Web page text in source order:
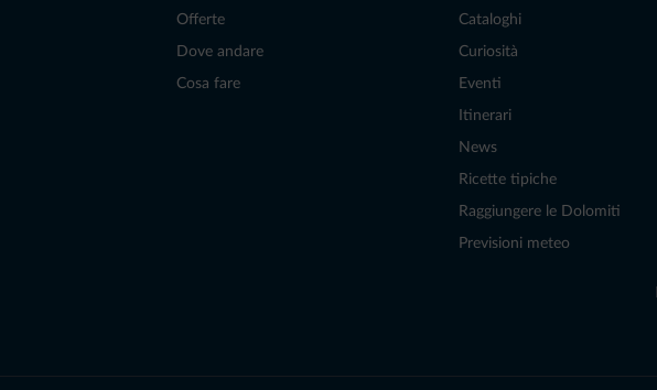
Offerte
Dove andare
Cosa fare
Cataloghi
Curiosità
Eventi
Itinerari
News
Ricette tipiche
Raggiungere le Dolomiti
Previsioni meteo